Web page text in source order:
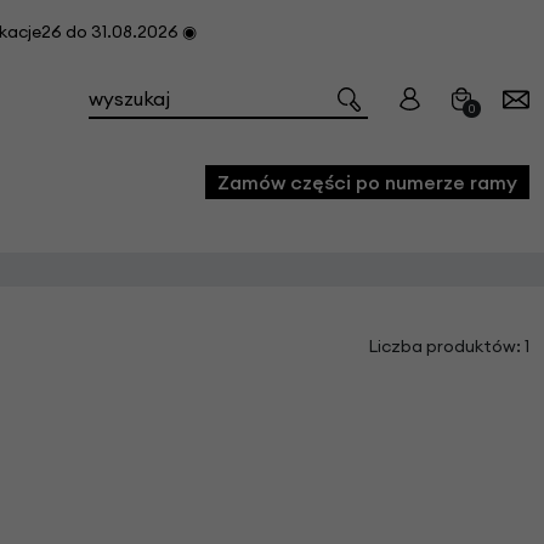
do 31.08.2026 ◉
0
Zamów części po numerze ramy
Liczba produktów: 1